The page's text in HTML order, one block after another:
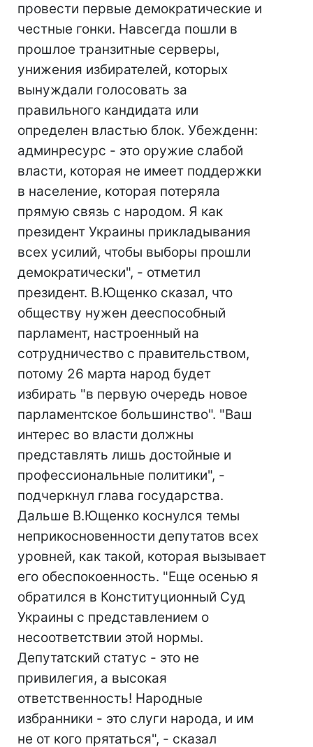
провести первые демократические и
честные гонки. Навсегда пошли в
прошлое транзитные серверы,
унижения избирателей, которых
вынуждали голосовать за
правильного кандидата или
определен властью блок. Убежденн:
админресурс - это оружие слабой
власти, которая не имеет поддержки
в население, которая потеряла
прямую связь с народом. Я как
президент Украины прикладывания
всех усилий, чтобы выборы прошли
демократически", - отметил
президент. В.Ющенко сказал, что
обществу нужен дееспособный
парламент, настроенный на
сотрудничество с правительством,
потому 26 марта народ будет
избирать "в первую очередь новое
парламентское большинство". "Ваш
интерес во власти должны
представлять лишь достойные и
профессиональные политики", -
подчеркнул глава государства.
Дальше В.Ющенко коснулся темы
неприкосновенности депутатов всех
уровней, как такой, которая вызывает
его обеспокоенность. "Еще осенью я
обратился в Конституционный Суд
Украины с представлением о
несоответствии этой нормы.
Депутатский статус - это не
привилегия, а высокая
ответственность! Народные
избранники - это слуги народа, и им
не от кого прятаться", - сказал